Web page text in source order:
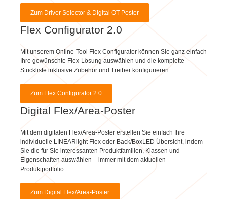
Flex Configurator 2.0
Mit unserem Online-Tool Flex Configurator können Sie ganz einfach
Stückliste inklusive Zubehör und Treiber konfigurieren.
Digital Flex/Area-Poster
Mit dem digitalen Flex/Area-Poster erstellen Sie einfach Ihre
Sie die für Sie interessanten Produktfamilien, Klassen und
Eigenschaften auswählen – immer mit dem aktuellen
Produktportfolio.
Weitere Online Tools finden Sie hier